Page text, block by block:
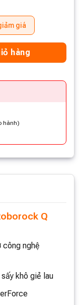
giá
hàng
hành)
Q
công nghệ
khô giẻ lau